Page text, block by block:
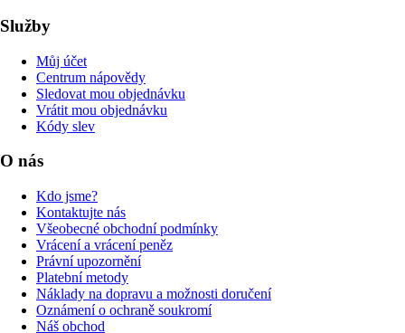
Služby
Můj účet
Centrum nápovědy
Sledovat mou objednávku
Vrátit mou objednávku
Kódy slev
O nás
Kdo jsme?
Kontaktujte nás
Všeobecné obchodní podmínky
Vrácení a vrácení peněz
Právní upozornění
Platební metody
Náklady na dopravu a možnosti doručení
Oznámení o ochraně soukromí
Náš obchod